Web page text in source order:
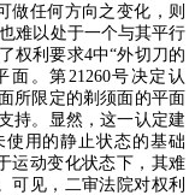
做任何方向之变化，则
难以处于一个与其平行
权利要求4中“外切刀的
面。第 21260号决定认
所限定的剃须面的平面
持。显然，这一认定建
用的静止状态的基础
运动变化状态下，其难
可见，二审法院对权利